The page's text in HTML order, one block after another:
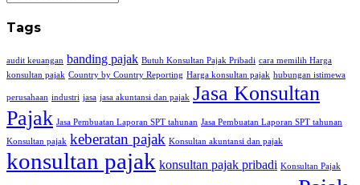
Tags
audit keuangan banding pajak Butuh Konsultan Pajak Pribadi cara memilih Harga
konsultan pajak Country by Country Reporting Harga konsultan pajak hubungan istimewa
perusahaan industri jasa jasa akuntansi dan pajak Jasa Konsultan
Pajak Jasa Pembuatan Laporan SPT tahunan Jasa Pembuatan Laporan SPT tahunan
Konsultan pajak keberatan pajak Konsultan akuntansi dan pajak
konsultan pajak konsultan pajak pribadi Konsultan Pajak